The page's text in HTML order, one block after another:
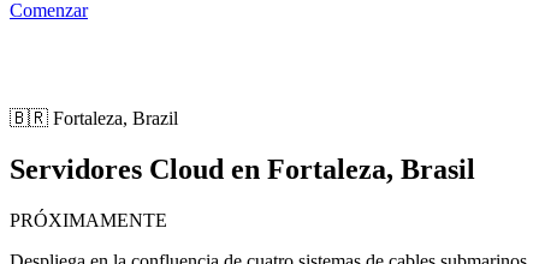
Comenzar
🇧🇷 Fortaleza, Brazil
Servidores Cloud en Fortaleza, Brasil
PRÓXIMAMENTE